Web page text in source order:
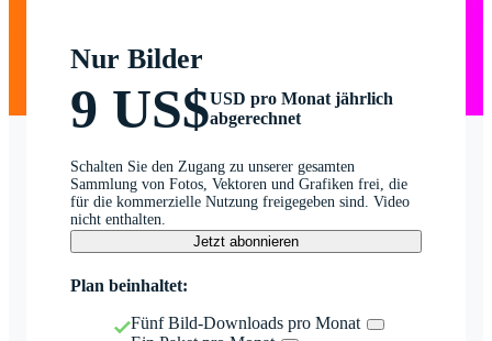
Nur Bilder
9 US$USD pro Monat jährlich
abgerechnet
Schalten Sie den Zugang zu unserer gesamten
Sammlung von Fotos, Vektoren und Grafiken frei, die
für die kommerzielle Nutzung freigegeben sind. Video
nicht enthalten.
Jetzt abonnieren
Plan beinhaltet:
Fünf Bild-Downloads pro Monat